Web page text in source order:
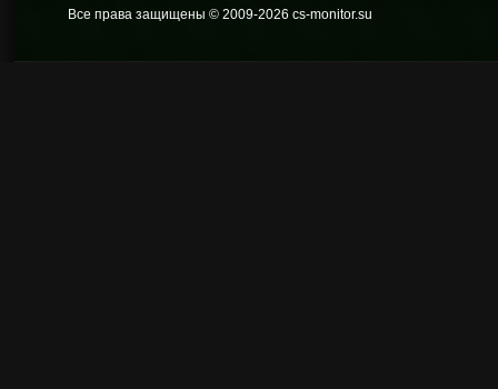
Все права защищены © 2009-2026 cs-monitor.su